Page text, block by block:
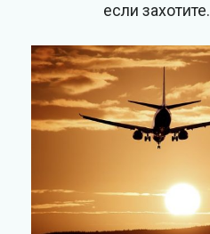
если захотите.